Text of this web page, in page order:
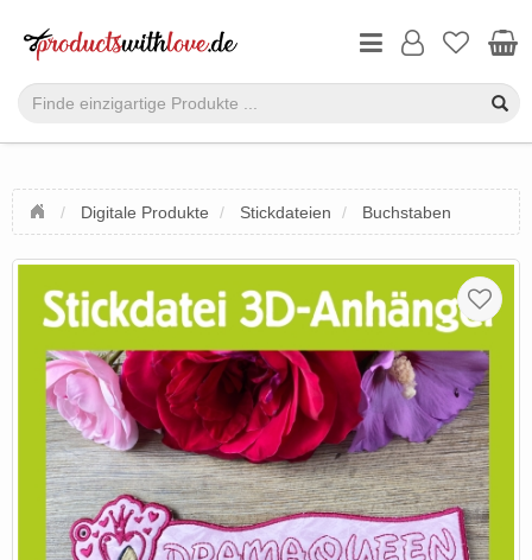
Digitale Produkte Stickdateien Buchstaben